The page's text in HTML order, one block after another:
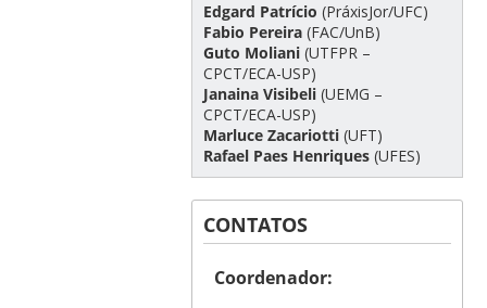
Edgard Patrício (PráxisJor/UFC)
Fabio Pereira(FAC/UnB)
Guto Moliani(UTFPR –
CPCT/ECA-USP)
Janaina Visibeli(UEMG –
CPCT/ECA-USP)
Marluce Zacariotti(UFT)
Rafael Paes Henriques(UFES)
CONTATOS
Coordenador: